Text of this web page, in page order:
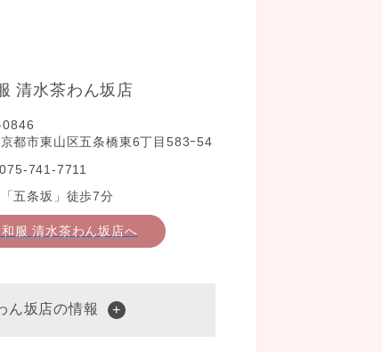
清水茶わん坂店
都市東山区五条橋東6丁目583ｰ54
741-7711
五条坂」徒歩7分
服 清水茶わん坂店へ
ん坂店の情報